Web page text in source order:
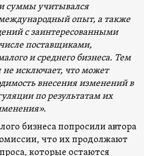
суммы учитывался
опыт, а также
с заинтересованными
поставщиками,
и среднего бизнеса. Тем
исключает, что может
внесения изменений в
по результатам их
бизнеса попросили автора
что их продолжают
которые остаются